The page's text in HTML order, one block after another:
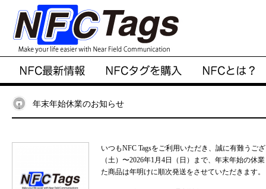
年末年始休業のお知らせ
いつもNFC Tagsをご利用いただき、誠に有難う
（土）〜2026年1月4日（日）まで、年末年始の
た商品は年明けに順次発送をさせていただきます